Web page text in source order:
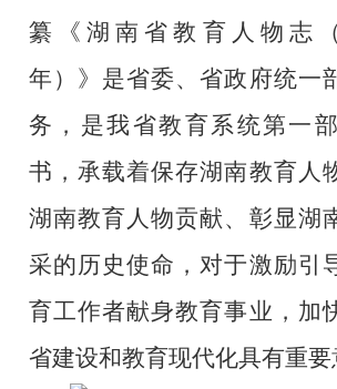
纂《湖南省教育人物志（
年）》是省委、省政府统一
务，是我省教育系统第一
书，承载着保存湖南教育人
湖南教育人物贡献、 彰显湖
采的历史使命，对于激励引
育工作者献身教育事业，加
省建设和教育现代化具有重要